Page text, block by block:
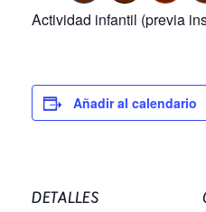
Actividad infantil (previa
Añadir al calendario
DETALLES